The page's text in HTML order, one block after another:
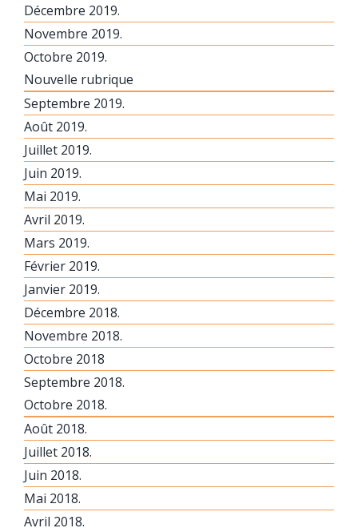
Décembre 2019.
Novembre 2019.
Octobre 2019.
Nouvelle rubrique
Septembre 2019.
Août 2019.
Juillet 2019.
Juin 2019.
Mai 2019.
Avril 2019.
Mars 2019.
Février 2019.
Janvier 2019.
Décembre 2018.
Novembre 2018.
Octobre 2018
Septembre 2018.
Octobre 2018.
Août 2018.
Juillet 2018.
Juin 2018.
Mai 2018.
Avril 2018.